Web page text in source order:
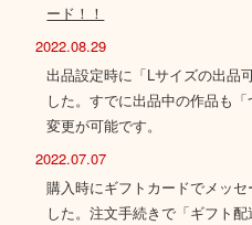
ード！！
2022.08.29
出品設定時に「Lサイズの出品
した。すでに出品中の作品も
変更が可能です。
2022.07.07
購入時にギフトカードでメッ
した。注文手続きで「ギフト配